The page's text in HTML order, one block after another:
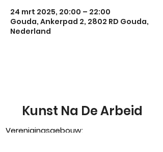
24 mrt 2025, 20:00 – 22:00
Gouda, Ankerpad 2, 2802 RD Gouda,
Nederland
Kunst Na De Arbeid
Verenigingsgebouw: